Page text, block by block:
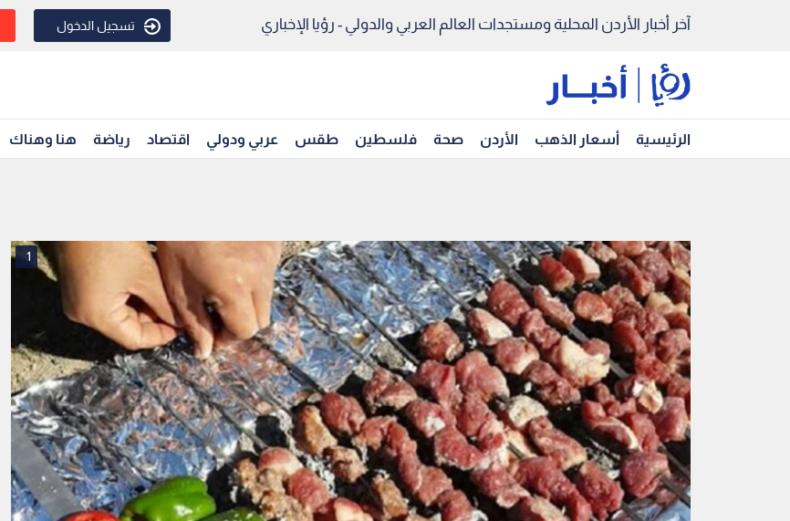
آخر أخبار الأردن المحلية ومستجدات العالم العربي والدولي - رؤيا الإخباري تسجيل الدخول
الرئيسية أسعار الذهب الأردن صحة فلسطين طقس عربي ودولي اقتصاد رياضة هنا وهناك
1